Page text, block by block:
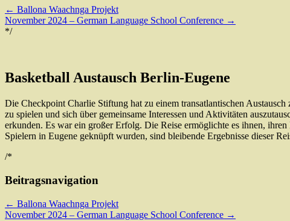
← Ballona Waachnga Projekt
November 2024 – German Language School Conference →
*/
Basketball Austausch Berlin-Eugene
Die Checkpoint Charlie Stiftung hat zu einem transatlantischen
zu spielen und sich über gemeinsame Interessen und Aktivitäten
erkunden. Es war ein großerErfolg. Die Reise ermöglichte es ihnen, ihren
Spielern in Eugene geknüpft wurden, sind bleibende Ergebnisse dieser
/*
Beitragsnavigation
← Ballona Waachnga Projekt
November 2024 – German Language School Conference →